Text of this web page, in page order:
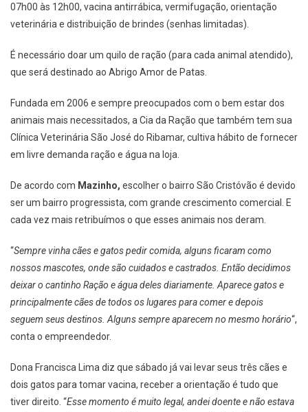
07h00 às 12h00, vacina antirrábica, vermifugação, orientação
veterinária e distribuição de brindes (senhas limitadas).
É necessário doar um quilo de ração (para cada animal atendido),
que será destinado ao Abrigo Amor de Patas.
Fundada em 2006 e sempre preocupados com o bem estar dos
animais mais necessitados, a Cia da Ração que também tem sua
Clínica Veterinária São José do Ribamar, cultiva hábito de fornecer
em livre demanda ração e água na loja.
De acordo com Mazinho, escolher o bairro São Cristóvão é devido
ser um bairro progressista, com grande crescimento comercial. E
cada vez mais retribuímos o que esses animais nos deram.
“Sempre vinha cães e gatos pedir comida, alguns ficaram como
nossos mascotes, onde são cuidados e castrados. Então decidimos
deixar o cantinho Ração e água deles diariamente. Aparece gatos e
principalmente cães de todos os lugares para comer e depois
seguem seus destinos. Alguns sempre aparecem no mesmo horário“,
conta o empreendedor.
Dona Francisca Lima diz que sábado já vai levar seus três cães e
dois gatos para tomar vacina, receber a orientação é tudo que
tiver direito. “Esse momento é muito legal, andei doente e não estava